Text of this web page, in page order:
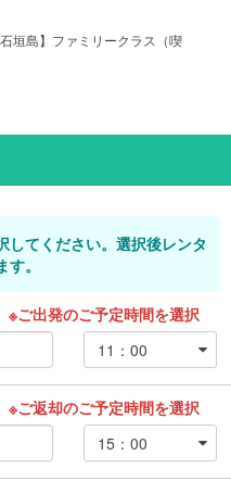
垣島】ファミリークラス（喫
してください。選択後レンタ
。
※ご出発のご予定時間を選択
※ご返却のご予定時間を選択